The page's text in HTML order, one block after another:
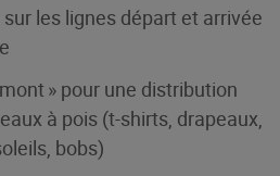
les lignes départ et arrivée
» pour une distribution
à pois (t-shirts, drapeaux,
bobs)